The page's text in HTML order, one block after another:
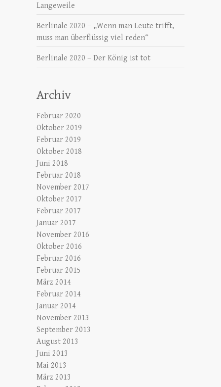
Langeweile
Berlinale 2020 – „Wenn man Leute trifft,
muss man überflüssig viel reden“
Berlinale 2020 – Der König ist tot
Archiv
Februar 2020
Oktober 2019
Februar 2019
Oktober 2018
Juni 2018
Februar 2018
November 2017
Oktober 2017
Februar 2017
Januar 2017
November 2016
Oktober 2016
Februar 2016
Februar 2015
März 2014
Februar 2014
Januar 2014
November 2013
September 2013
August 2013
Juni 2013
Mai 2013
März 2013